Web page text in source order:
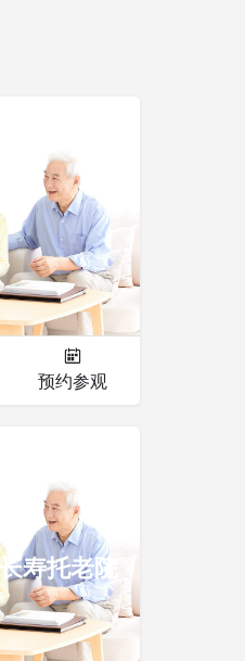
预约参观
寿托老院